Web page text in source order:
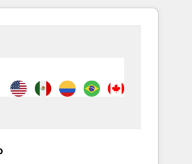
With over 115